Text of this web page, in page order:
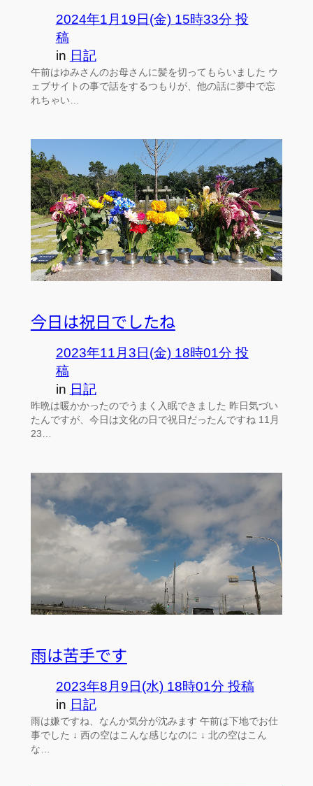
2024年1月19日(金) 15時33分 投
稿
in 日記
午前はゆみさんのお母さんに髪を切ってもらいました ウ
ェブサイトの事で話をするつもりが、他の話に夢中で忘
れちゃい…
今日は祝日でしたね
2023年11月3日(金) 18時01分 投
稿
in 日記
昨晩は暖かかったのでうまく入眠できました 昨日気づい
たんですが、今日は文化の日で祝日だったんですね 11月
23…
雨は苦手です
2023年8月9日(水) 18時01分 投稿
in 日記
雨は嫌ですね、なんか気分が沈みます 午前は下地でお仕
事でした ↓ 西の空はこんな感じなのに ↓ 北の空はこん
な…